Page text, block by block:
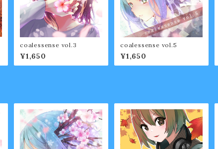
coalessense vol.3
¥1,650
coalessense vol.5
¥1,650